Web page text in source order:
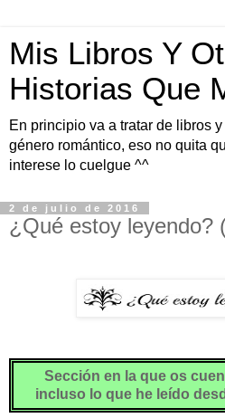
Mis Libros Y
Historias Que
En principio va a tratar de libros
género romántico, eso no quita
interese lo cuelgue ^^
2 de julio de 2016
¿Qué estoy leyendo?
Sección en la que os
incluso lo que he leído